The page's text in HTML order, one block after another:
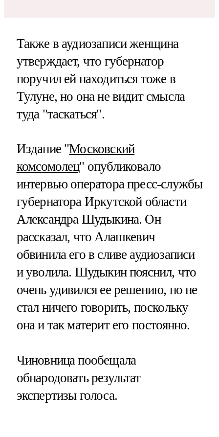
Также в аудиозаписи женщина
утверждает, что губернатор
поручил ей находиться тоже в
Тулуне, но она не видит смысла
туда "таскаться".
Издание "Московский
комсомолец" опубликовало
интервью оператора пресс-службы
губернатора Иркутской области
Александра Шудыкина. Он
рассказал, что Алашкевич
обвинила его в сливе аудиозаписи
и уволила. Шудыкин пояснил, что
очень удивился ее решению, но не
стал ничего говорить, поскольку
она и так материт его постоянно.
Чиновница пообещала
обнародовать результат
экспертизы голоса.